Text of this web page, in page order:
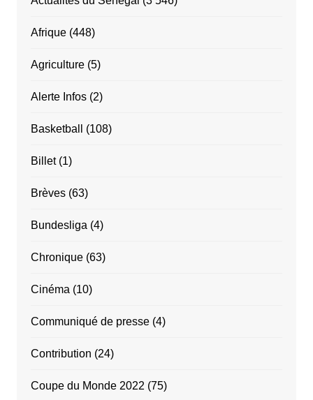
Afrique(448)
Agriculture(5)
Alerte Infos(2)
Basketball (108)
Billet(1)
Brèves(63)
Bundesliga (4)
Chronique(63)
Cinéma (10)
Communiqué de presse(4)
Contribution (24)
Coupe du Monde 2022 (75)